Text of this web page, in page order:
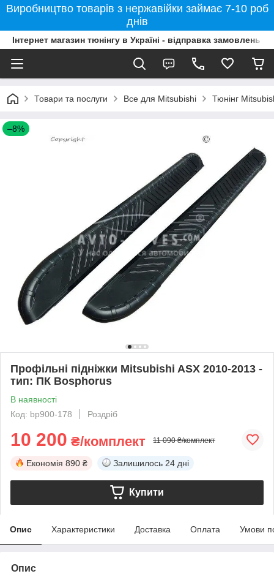
Виробництво товарів з нержавійки займає 7-10 роб
днів
Інтернет магазин тюнінгу в Україні - відправка замовлень
Товари та послуги Все для Mitsubishi Тюнінг
–8%
Профільні підніжки Mitsubishi ASX 2010-2013 -
тип: ПК Bosphorus
В наявності
Код: bp900-178
Роздріб
10 200 ₴/комплект 11 090 ₴/комплект
Економія 890 ₴ Залишилось 24 дні
Купити
Опис Характеристики Доставка Оплата Умови
Опис